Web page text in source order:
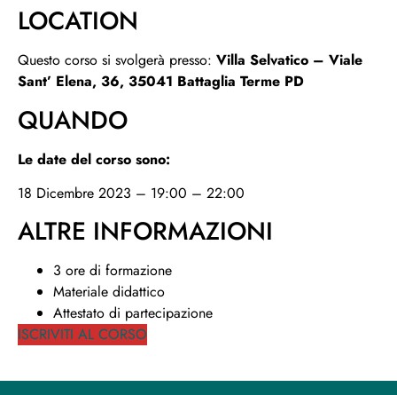
LOCATION
Questo corso si svolgerà presso: Villa Selvatico – Viale
Sant’ Elena, 36, 35041 Battaglia Terme PD
QUANDO
Le date del corso sono:
18 Dicembre 2023 – 19:00 – 22:00
ALTRE INFORMAZIONI
3 ore di formazione
Materiale didattico
Attestato di partecipazione
ISCRIVITI AL CORSO